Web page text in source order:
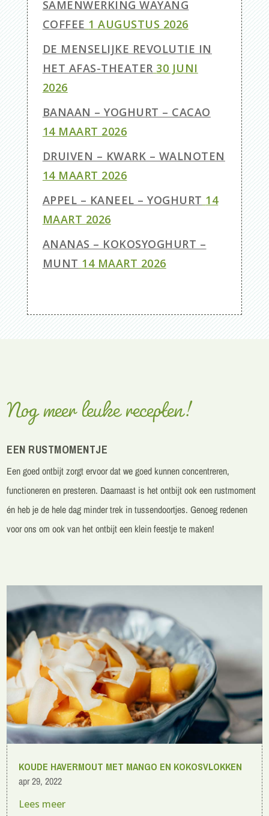
SAMENWERKING WAYANG
COFFEE 1 AUGUSTUS 2026
DE MENSELIJKE REVOLUTIE IN
HET AFAS-THEATER 30 JUNI
2026
BANAAN – YOGHURT – CACAO
14 MAART 2026
DRUIVEN – KWARK – WALNOTEN
14 MAART 2026
APPEL – KANEEL – YOGHURT 14
MAART 2026
ANANAS – KOKOSYOGHURT –
MUNT 14 MAART 2026
Nog meer leuke recepten!
EEN RUSTMOMENTJE
Een goedontbijtzorgt ervoor dat we goed kunnen concentreren,
functioneren en presteren. Daarnaast is het ontbijt ook een rustmoment
én heb je de hele dag minder trek in tussendoortjes. Genoeg redenen
voor ons om ook van het ontbijt een klein feestje te maken!
KOUDE HAVERMOUT MET MANGO EN KOKOSVLOKKEN
apr 29, 2022
Lees meer